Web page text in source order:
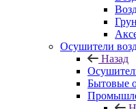
Осушители
Назад
Бытовые